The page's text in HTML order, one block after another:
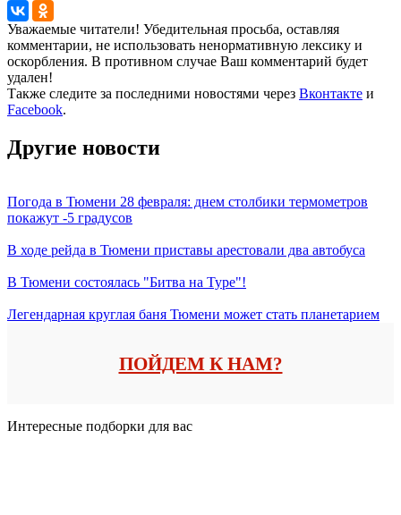
Уважаемые читатели! Убедительная просьба, оставляя
комментарии, не использовать ненормативную лексику и
оскорбления. В противном случае Ваш комментарий будет
удален!
Также следите за последними новостями через Вконтакте и
Facebook.
Другие новости
Погода в Тюмени 28 февраля: днем столбики термометров
покажут -5 градусов
В ходе рейда в Тюмени приставы арестовали два автобуса
В Тюмени состоялась "Битва на Туре"!
Легендарная круглая баня Тюмени может стать планетарием
ПОЙДЕМ К НАМ?
Интересные подборки для вас